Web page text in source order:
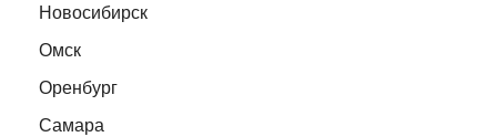
Новосибирск
Омск
Оренбург
Самара